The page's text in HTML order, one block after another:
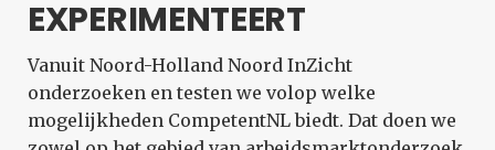
EXPERIMENTEERT
Vanuit Noord-Holland Noord InZicht
onderzoeken en testen we volop welke
mogelijkheden CompetentNL biedt. Dat doen we